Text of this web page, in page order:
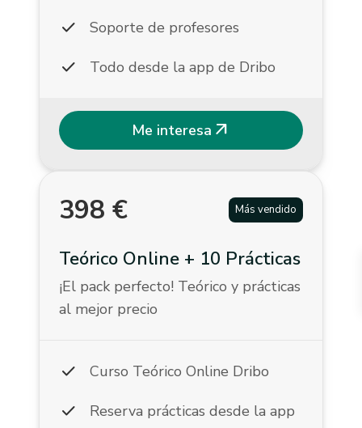
check Soporte de profesores
check Todo desde la app de Dribo
Me interesa arrow_outward
398 € Más vendido
Teórico Online + 10 Prácticas
¡El pack perfecto! Teórico y prácticas
al mejor precio
check Curso Teórico Online Dribo
check Reserva prácticas desde la app